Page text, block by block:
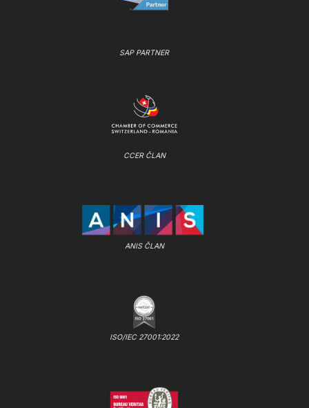
SAP PARTNER
CCER ČLAN
ANIS ČLAN
ISO/IEC 27001:2022